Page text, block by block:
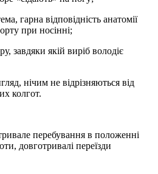
гарна відповідність анатомії
при носінні;
завдяки якій виріб володіє
нічим не відрізняються від
колгот.
перебування в положенні
довготривалі переїзди